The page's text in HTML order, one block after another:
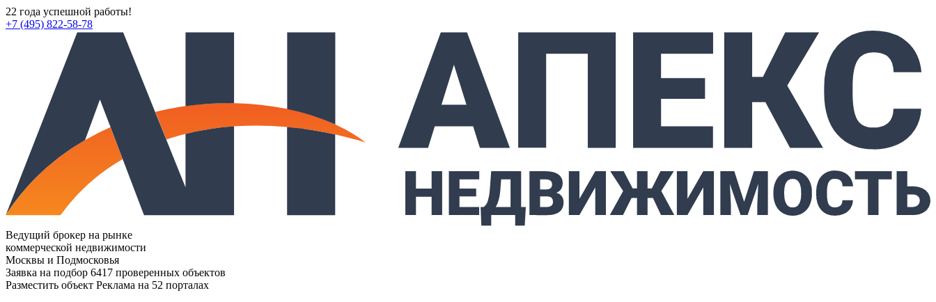
22 года успешной работы!
+7 (495) 822-58-78
Ведущий брокер на рынке
коммерческой недвижимости
Москвы и Подмосковья
Заявка на подбор 6417 проверенных объектов
Разместить объект Реклама на 52 порталах